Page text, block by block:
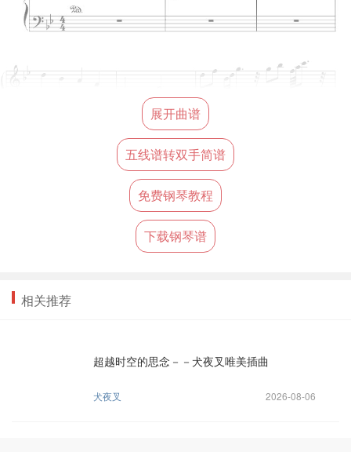
展开曲谱
五线谱转双手简谱
免费钢琴教程
下载钢琴谱
相关推荐
超越时空的思念－－犬夜叉唯美插曲
犬夜叉 2026-08-06